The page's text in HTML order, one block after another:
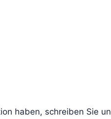
haben, schreiben Sie